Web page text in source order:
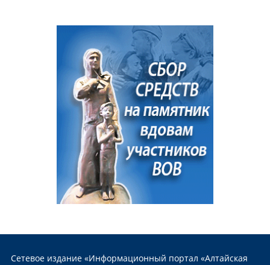
Сетевое издание «Информационный портал «Алтайская